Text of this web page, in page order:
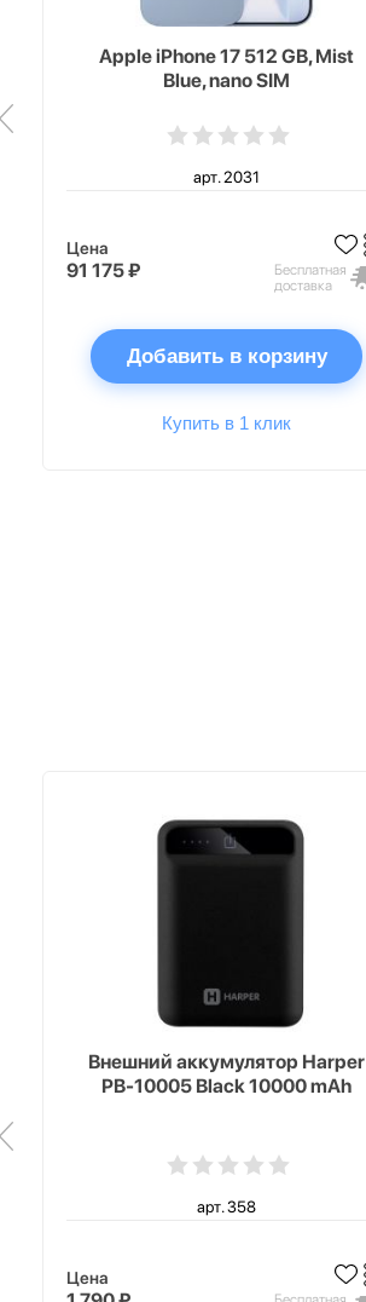
Apple iPhone 17 512 GB, Mist
Blue, nano SIM
арт. 2031
Цена
91 175 ₽
Бесплатная
доставка
Добавить в корзину
Купить в 1 клик
Внешний аккумулятор Harper
PB-10005 Black 10000 mAh
арт. 358
Цена